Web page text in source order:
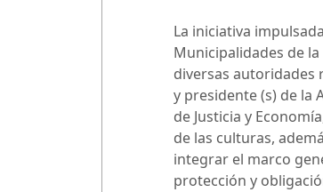
La iniciativa
Municipalidades de
diversas autoridades
y presidente (s) de la
de Justicia y
de las culturas,
integrar el marco
protección y